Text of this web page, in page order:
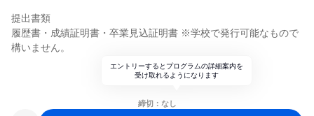
提出書類
履歴書・成績証明書・卒業見込証明書 ※学校で発行可能なもので
構いません。
エントリーするとプログラムの詳細案内を
受け取れるようになります
締切：なし